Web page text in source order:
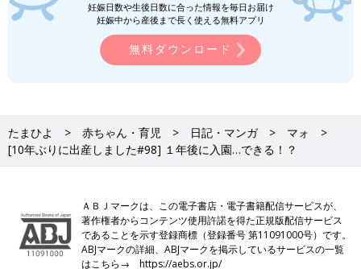
妊娠日数や生後日数に合った情報を毎日お届け
妊娠中から産後まで長く使える無料アプリ
無料ダウンロード
たまひよ 赤ちゃん・育児 日記・マンガ
マォ
[10年ぶりに出産しました#98] １年後に入園…できる！？
ＡＢＪマークは、この電子書店・電子書籍配信サービスが、
著作権者からコンテンツ使用許諾を得た正規版配信サービス
であることを示す登録商標（登録番号 第11091000号）です。
ABJマークの詳細、ABJマークを掲示しているサービスの一覧
はこちら→https://aebs.or.jp/